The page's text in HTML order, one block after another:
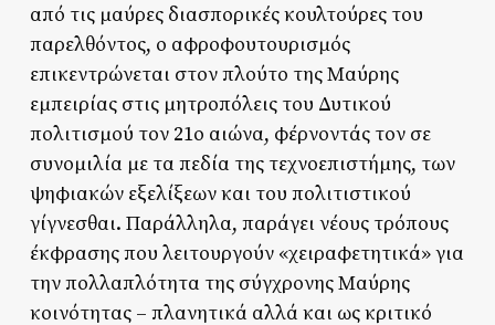
από τις μαύρες διασπορικές κουλτούρες του
παρελθόντος, ο αφροφουτουρισμός
επικεντρώνεται στον πλούτο της Μαύρης
εμπειρίας στις μητροπόλεις του Δυτικού
πολιτισμού τον 21ο αιώνα, φέρνοντάς τον σε
συνομιλία με τα πεδία της τεχνοεπιστήμης, των
ψηφιακών εξελίξεων και του πολιτιστικού
γίγνεσθαι. Παράλληλα, παράγει νέους τρόπους
έκφρασης που λειτουργούν «χειραφετητικά» για
την πολλαπλότητα της σύγχρονης Μαύρης
κοινότητας – πλανητικά αλλά και ως κριτικό